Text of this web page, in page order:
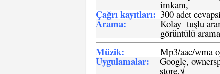
imkanı,
Çağrı kayıtları: 300 adet
Arama: Kolay tuşlu
görüntülü
Müzik: Mp3/aac/wma
Uygulamalar: Google,
store,√